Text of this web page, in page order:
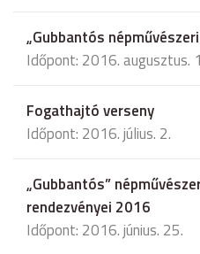
„Gubbantós
Időpont: 2016. augusztus.
Fogathajtó verseny
Időpont: 2016. július. 2.
„Gubbantós”
rendezvényei 2016
Időpont: 2016. június. 25.